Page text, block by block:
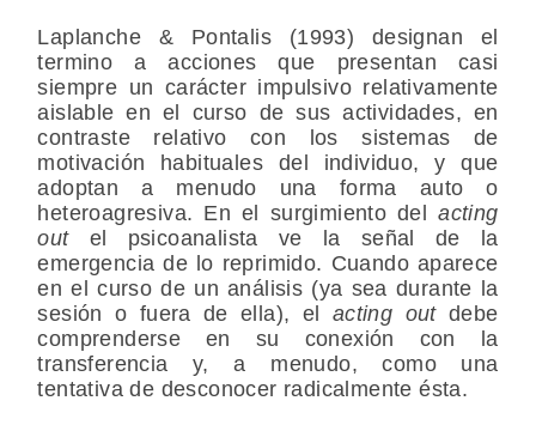
Laplanche & Pontalis (1993) designan el
termino a acciones que presentan casi
siempre un carácter impulsivo relativamente
aislable en el curso de sus actividades, en
contraste relativo con los sistemas de
motivación habituales del individuo, y que
adoptan a menudo una forma auto o
heteroagresiva. En el surgimiento delacting
out el psicoanalista ve la señal de la
emergencia de lo reprimido. Cuando aparece
en el curso de un análisis (ya sea durante la
sesión o fuera de ella), el acting outdebe
comprenderse en su conexión con la
transferencia y, a menudo, como una
tentativa de desconocer radicalmente ésta.